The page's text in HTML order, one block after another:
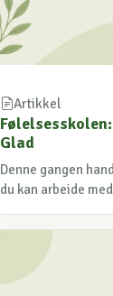
Artikkel
Glad
Denne gangen
du kan arbeide